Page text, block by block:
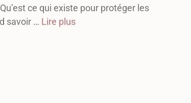
ce qui existe pour protéger les
savoir … Lire plus